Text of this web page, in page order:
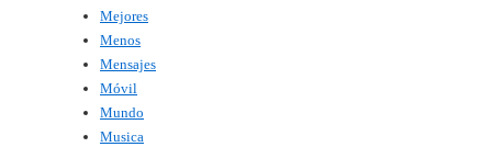
Mejores
Menos
Mensajes
Móvil
Mundo
Musica